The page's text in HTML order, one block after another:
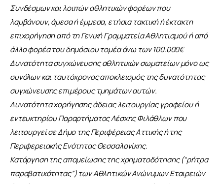
Συνδέσμων και λοιπών αθλητικών φορέων που
λαμβάνουν, άμεσα ή έμμεσα, ετήσια τακτική ή έκτακτη
επιχορήγηση από τη Γενική Γραμματεία Αθλητισμού ή από
άλλο φορέα του δημόσιου τομέα άνω των 100.000€
Δυνατότητα συγχώνευσης αθλητικών σωματείων μόνο ως
συνόλων και ταυτόχρονος αποκλεισμός της δυνατότητας
συγχώνευσης επιμέρους τμημάτων αυτών.
Δυνατότητα χορήγησης άδειας λειτουργίας γραφείου ή
εντευκτηρίου Παραρτήματος Λέσχης Φιλάθλων που
λειτουργεί σε Δήμο της Περιφέρειας Αττικής ή της
Περιφερειακής Ενότητας Θεσσαλονίκης.
Κατάργηση της απομείωσης της χρηματοδότησης (“ρήτρα
παραβατικότητας”) των Αθλητικών Ανώνυμων Εταιρειών